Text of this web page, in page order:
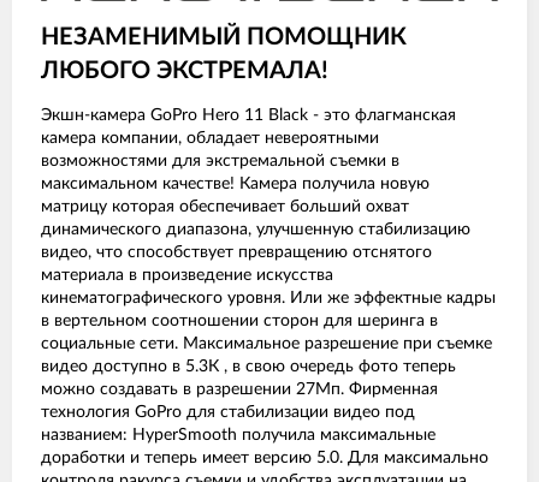
НЕЗАМЕНИМЫЙ ПОМОЩНИК
ЛЮБОГО ЭКСТРЕМАЛА!
Экшн-камера GoPro Hero 11 Black - это флагманская
камера компании, обладает невероятными
возможностями для экстремальной съемки в
максимальном качестве! Камера получила новую
матрицу которая обеспечивает больший охват
динамического диапазона, улучшенную стабилизацию
видео, что способствует превращению отснятого
материала в произведение искусства
кинематографического уровня. Или же эффектные кадры
в вертельном соотношении сторон для шеринга в
социальные сети. Максимальное разрешение при съемке
видео доступно в 5.3К , в свою очередь фото теперь
можно создавать в разрешении 27Мп. Фирменная
технология GoPro для стабилизации видео под
названием: HyperSmooth получила максимальные
доработки и теперь имеет версию 5.0. Для максимально